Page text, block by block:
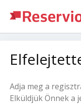
Adja meg a
Elküldjük Önnek a